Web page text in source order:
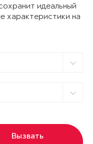
идеальный
характеристики на
Вызвать